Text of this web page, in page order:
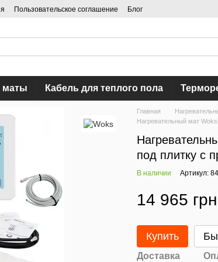
Пользовательское соглашение Блог
маты Кабель для теплого пола
Главная
Нагревательный мат
под плитку c
В наличии Артикул:
14 965 грн
Купить
Доставка